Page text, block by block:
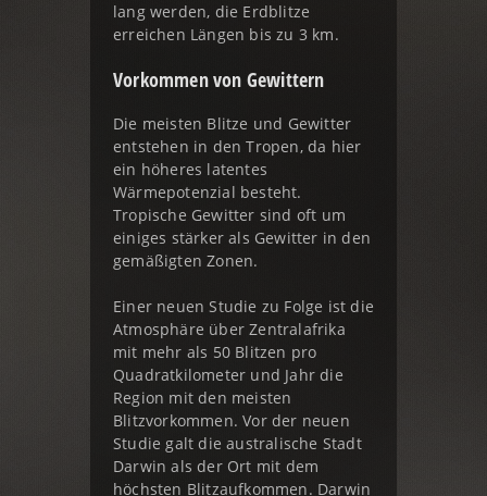
lang werden, die Erdblitze
erreichen Längen bis zu 3 km.
Vorkommen von Gewittern
Die meisten Blitze und Gewitter
entstehen in den Tropen, da hier
ein höheres latentes
Wärmepotenzial besteht.
Tropische Gewitter sind oft um
einiges stärker als Gewitter in den
gemäßigten Zonen.
Einer neuen Studie zu Folge ist die
Atmosphäre über Zentralafrika
mit mehr als 50 Blitzen pro
Quadratkilometer und Jahr die
Region mit den meisten
Blitzvorkommen. Vor der neuen
Studie galt die australische Stadt
Darwin als der Ort mit dem
höchsten Blitzaufkommen. Darwin